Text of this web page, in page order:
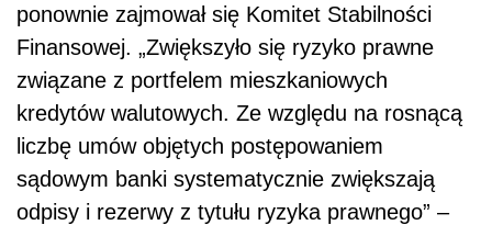
ponownie zajmował się Komitet Stabilności
Finansowej. „Zwiększyło się ryzyko prawne
związane z portfelem mieszkaniowych
kredytów walutowych. Ze względu na rosnącą
liczbę umów objętych postępowaniem
sądowym banki systematycznie zwiększają
odpisy i rezerwy z tytułu ryzyka prawnego” –